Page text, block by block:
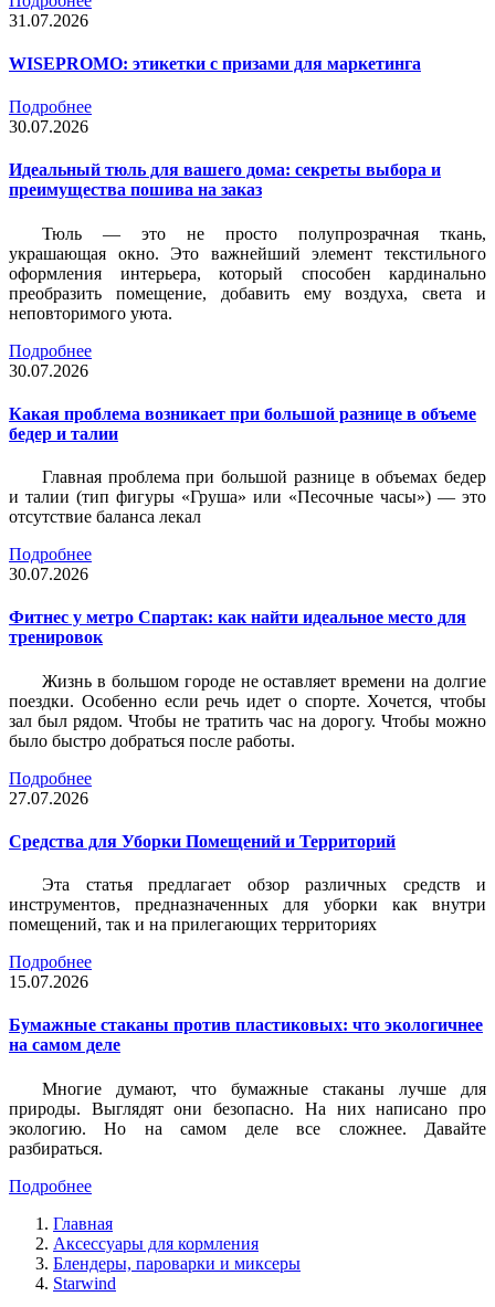
31.07.2026
WISEPROMO: этикетки с призами для маркетинга
Подробнее
30.07.2026
Идеальный тюль для вашего дома: секреты выбора и
преимущества пошива на заказ
Тюль — это не просто полупрозрачная ткань,
украшающая окно. Это важнейший элемент текстильного
оформления интерьера, который способен кардинально
преобразить помещение, добавить ему воздуха, света и
неповторимого уюта.
Подробнее
30.07.2026
Какая проблема возникает при большой разнице в объеме
бедер и талии
Главная проблема при большой разнице в объемах бедер
и талии (тип фигуры «Груша» или «Песочные часы») — это
отсутствие баланса лекал
Подробнее
30.07.2026
Фитнес у метро Спартак: как найти идеальное место для
тренировок
Жизнь в большом городе не оставляет времени на долгие
поездки. Особенно если речь идет о спорте. Хочется, чтобы
зал был рядом. Чтобы не тратить час на дорогу. Чтобы можно
было быстро добраться после работы.
Подробнее
27.07.2026
Средства для Уборки Помещений и Территорий
Эта статья предлагает обзор различных средств и
инструментов, предназначенных для уборки как внутри
помещений, так и на прилегающих территориях
Подробнее
15.07.2026
Бумажные стаканы против пластиковых: что экологичнее
на самом деле
Многие думают, что бумажные стаканы лучше для
природы. Выглядят они безопасно. На них написано про
экологию. Но на самом деле все сложнее. Давайте
разбираться.
Подробнее
Главная
Аксессуары для кормления
Блендеры, пароварки и миксеры
Starwind